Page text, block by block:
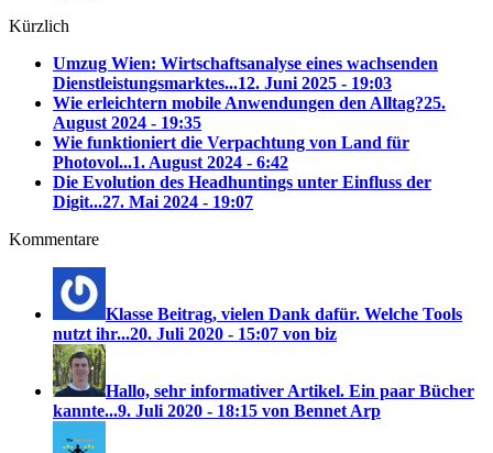
Kürzlich
Umzug Wien: Wirtschaftsanalyse eines wachsenden
Dienstleistungsmarktes...12. Juni 2025 - 19:03
Wie erleichtern mobile Anwendungen den Alltag?25.
August 2024 - 19:35
Wie funktioniert die Verpachtung von Land für
Photovol...1. August 2024 - 6:42
Die Evolution des Headhuntings unter Einfluss der
Digit...27. Mai 2024 - 19:07
Kommentare
Klasse Beitrag, vielen Dank dafür. Welche Tools
nutzt ihr...20. Juli 2020 - 15:07 von biz
Hallo, sehr informativer Artikel. Ein paar Bücher
kannte...9. Juli 2020 - 18:15 von Bennet Arp